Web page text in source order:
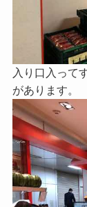
入り口入って
があります。